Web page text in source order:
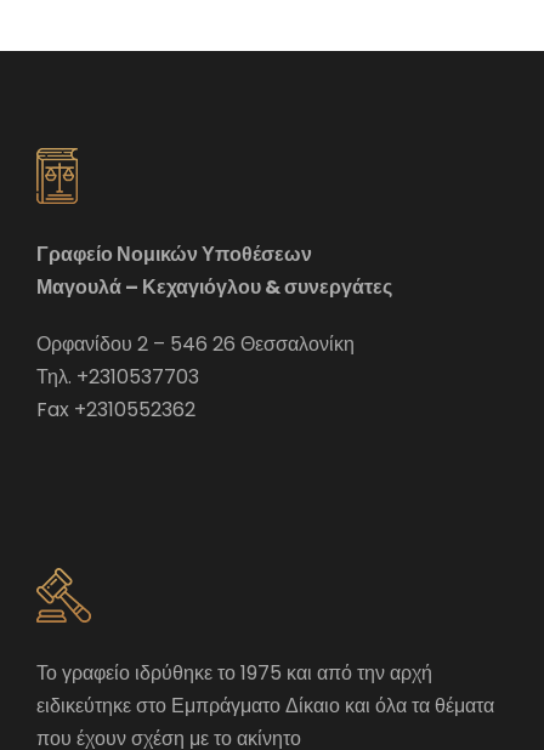
Γραφείο Νομικών Υποθέσεων
Μαγουλά – Κεχαγιόγλου & συνεργάτες
Ορφανίδου 2 – 546 26 Θεσσαλονίκη
Τηλ. +2310537703
Fax +2310552362
Το γραφείο ιδρύθηκε το 1975 και από την αρχή
ειδικεύτηκε στο Εμπράγματο Δίκαιο και όλα τα θέματα
που έχουν σχέση με το ακίνητο